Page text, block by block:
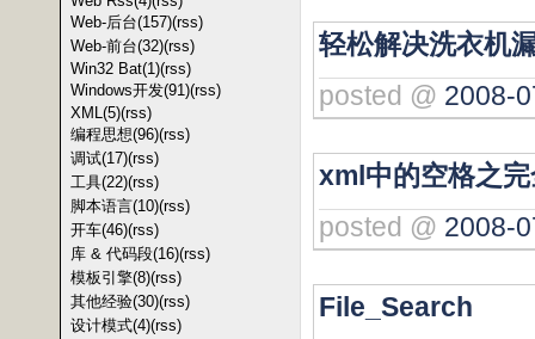
Web-后台(157)(rss)
Web-前台(32)(rss)
Win32 Bat(1)(rss)
Windows开发(91)(rss)
XML(5)(rss)
编程思想(96)(rss)
调试(17)(rss)
工具(22)(rss)
脚本语言(10)(rss)
开车(46)(rss)
库 & 代码段(16)(rss)
模板引擎(8)(rss)
其他经验(30)(rss)
设计模式(4)(rss)
轻松解决洗衣机
posted @ 2008-
xml中的空格之
posted @ 2008-
File_Search